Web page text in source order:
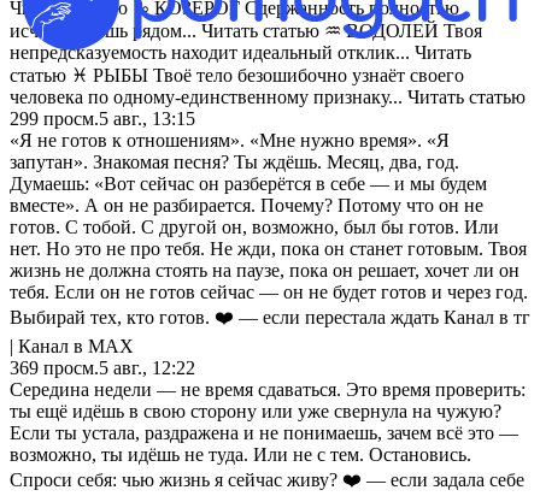
Читать статью ♑ КОЗЕРОГ Сдержанность полностью
исчезает лишь рядом... Читать статью ♒ ВОДОЛЕЙ Твоя
непредсказуемость находит идеальный отклик... Читать
статью ♓ РЫБЫ Твоё тело безошибочно узнаёт своего
человека по одному-единственному признаку... Читать статью
299 просм.5 авг., 13:15
«Я не готов к отношениям». «Мне нужно время». «Я
запутан». Знакомая песня? Ты ждёшь. Месяц, два, год.
Думаешь: «Вот сейчас он разберётся в себе — и мы будем
вместе». А он не разбирается. Почему? Потому что он не
готов. С тобой. С другой он, возможно, был бы готов. Или
нет. Но это не про тебя. Не жди, пока он станет готовым. Твоя
жизнь не должна стоять на паузе, пока он решает, хочет ли он
тебя. Если он не готов сейчас — он не будет готов и через год.
Выбирай тех, кто готов. ❤️ — если перестала ждать Канал в тг
| Канал в МАХ
369 просм.5 авг., 12:22
Середина недели — не время сдаваться. Это время проверить:
ты ещё идёшь в свою сторону или уже свернула на чужую?
Если ты устала, раздражена и не понимаешь, зачем всё это —
возможно, ты идёшь не туда. Или не с тем. Остановись.
Спроси себя: чью жизнь я сейчас живу? ❤️ — если задала себе